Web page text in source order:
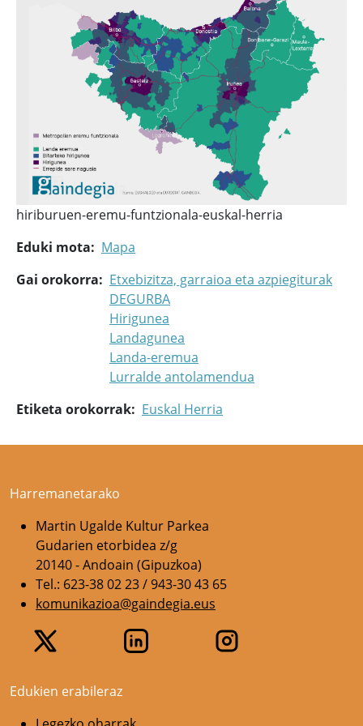
hiriburuen-eremu-funtzionala-euskal-herria
Eduki mota
Mapa
Gai orokorra
Etxebizitza, garraioa eta azpiegiturak
DEGURBA
Hirigunea
Landagunea
Landa-eremua
Lurralde antolamendua
Etiketa orokorrak
Euskal Herria
Harremanetarako
Martin Ugalde Kultur Parkea
Gudarien etorbidea z/g
20140 - Andoain (Gipuzkoa)
Tel.: 623-38 02 23 / 943-30 43 65
komunikazioa@gaindegia.eus
Edukien erabileraz